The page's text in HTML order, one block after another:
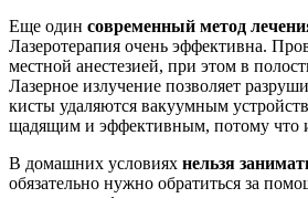
Еще один современный метод
Лазеротерапия очень эффективна.
местной анестезией, при этом в
Лазерное излучение позволяет
кисты удаляются вакуумным
щадящим и эффективным, потому что
В домашних условиях нельзя
обязательно нужно обратиться за